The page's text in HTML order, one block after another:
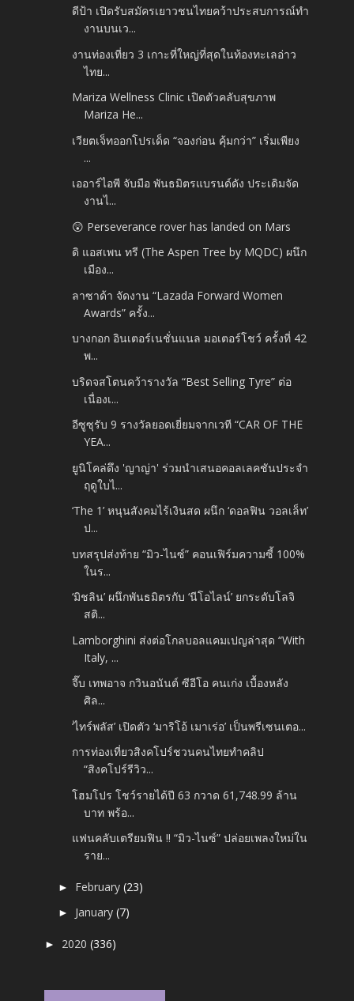
ดีป้า เปิดรับสมัครเยาวชนไทยคว้าประสบการณ์ทำ
งานบนเว...
งานท่องเที่ยว 3 เกาะที่ใหญ่ที่สุดในท้องทะเลอ่าว
ไทย...
Mariza Wellness Clinic เปิดตัวคลับสุขภาพ
Mariza He...
เวียตเจ็ทออกโปรเด็ด “จองก่อน คุ้มกว่า” เริ่มเพียง
...
เออาร์ไอพี จับมือ พันธมิตรแบรนด์ดัง ประเดิมจัด
งานไ...
😲 Perseverance rover has landed on Mars
ดิ แอสเพน ทรี (The Aspen Tree by MQDC) ผนึก
เมือง...
ลาซาด้า จัดงาน “Lazada Forward Women
Awards” ครั้ง...
บางกอก อินเตอร์เนชั่นแนล มอเตอร์โชว์ ครั้งที่ 42
พ...
บริดจสโตนคว้ารางวัล “Best Selling Tyre” ต่อ
เนื่องเ...
อีซูซุรับ 9 รางวัลยอดเยี่ยมจากเวที “CAR OF THE
YEA...
ยูนิโคล่ดึง 'ญาญ่า' ร่วมนำเสนอคอลเลคชันประจำ
ฤดูใบไ...
‘The 1’ หนุนสังคมไร้เงินสด ผนึก ‘ดอลฟิน วอลเล็ท’
ป...
บทสรุปส่งท้าย “มิว-ไนซ์” คอนเฟิร์มความซี้ 100%
ในร...
‘มิชลิน’ ผนึกพันธมิตรกับ ‘นีโอไลน์’ ยกระดับโลจิ
สติ...
Lamborghini ส่งต่อโกลบอลแคมเปญล่าสุด “With
Italy, ...
จี๊บ เทพอาจ กวินอนันต์ ซีอีโอ คนเก่ง เบื้องหลัง
ศิล...
‘ไทร์พลัส’ เปิดตัว ‘มาริโอ้ เมาเร่อ’ เป็นพรีเซนเตอ...
การท่องเที่ยวสิงคโปร์ชวนคนไทยทำคลิป
“สิงคโปร์รีวิว...
โฮมโปร โชว์รายได้ปี 63 กวาด 61,748.99 ล้าน
บาท พร้อ...
แฟนคลับเตรียมฟิน !! “มิว-ไนซ์” ปล่อยเพลงใหม่ใน
ราย...
► February(23)
► January(7)
► 2020(336)